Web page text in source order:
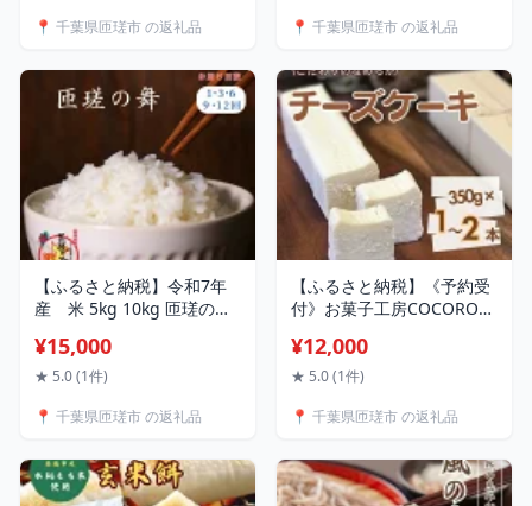
旨み 甘み 贈答用 贈答 ギフ
期便 九十九里ファーム 千
葉県 匝瑳市
📍 千葉県匝瑳市 の返礼品
📍 千葉県匝瑳市 の返礼品
【ふるさと納税】令和7年
産 米 5kg 10kg 匝瑳の舞
ん 匝瑳の舞 ふさこがね 白
米 精米 5kg 10kg 定期便 チ
千葉県 匝瑳市
¥15,000
★ 5.0 (1件)
📍 千葉県匝瑳市 の返礼品
【ふるさと納税】《予約受
付》お菓子工房COCORO
ーズケーキ ケーキ スイー
ツ お菓子 デザート
¥12,000
★ 5.0 (1件)
📍 千葉県匝瑳市 の返礼品